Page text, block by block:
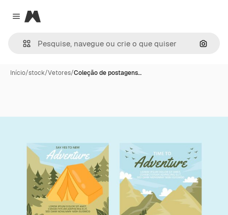
Close menu
Magnific
Início/stock/Vetores/Coleção de postagens…